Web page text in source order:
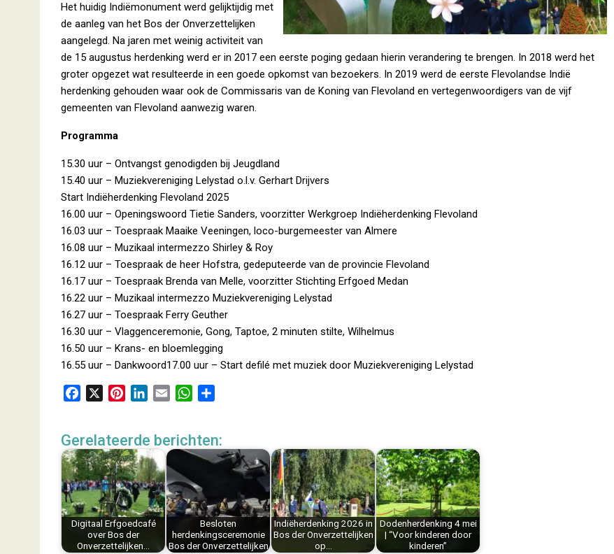
Het huidig Indiëmonument werd gelijktijdig met
de aanleg van het Bos der Onverzettelijken
aangelegd. Na jaren met weinig activiteit van
de 15 augustus herdenking werd er in 2017 een eerste poging gedaan hierin verandering te brengen. In 2018 werd het
groter opgezet wat resulteerde in een goede opkomst van bezoekers. In 2019 werd de eerste Flevolandse Indië
herdenking gehouden waar ook de Commissaris van de Koning van Flevoland en vertegenwoordigers van de vijf
gemeenten van Flevoland aanwezig waren.
Programma
15.30 uur – Ontvangst genodigden bij Jeugdland
15.40 uur – Muziekvereniging Lelystad o.l.v. Gerhart Drijvers
Start Indiëherdenking Flevoland 2025
16.00 uur – Openingswoord Tietie Sanders, voorzitter Werkgroep Indiëherdenking Flevoland
16.03 uur – Toespraak Maaike Veeningen, loco-burgemeester van Almere
16.08 uur – Muzikaal intermezzo Shirley & Roy
16.12 uur – Toespraak de heer Hofstra, gedeputeerde van de provincie Flevoland
16.17 uur – Toespraak Brenda van Melle, voorzitter Stichting Erfgoed Medan
16.22 uur – Muzikaal intermezzo Muziekvereniging Lelystad
16.27 uur – Toespraak Ferry Geuther
16.30 uur – Vlaggenceremonie, Gong, Taptoe, 2 minuten stilte, Wilhelmus
16.50 uur – Krans- en bloemlegging
16.55 uur – Dankwoord17.00 uur – Start defilé met muziek door Muziekvereniging Lelystad
e
b
o
o
k
t
e
r
e
s
t
k
e
d
I
n
i
W
t
s
p
p
e
n
Gerelateerde berichten:
Digitaal Erfgoedcafé
over Bos der
Onverzettelijken…
Besloten
herdenkingsceremonie
Bos der Onverzettelijken
Indiëherdenking 2026 in
Bos der Onverzettelijken
op…
Dodenherdenking 4 mei
| “Voor kinderen door
kinderen”